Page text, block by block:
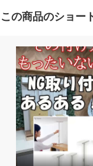
この商品のショー